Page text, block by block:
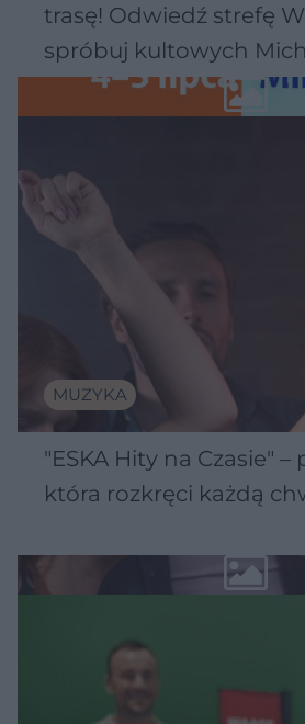
trasę! Odwiedź strefę
spróbuj kultowych
Wawelu
MUZYKA
"ESKA Hity na Czasie" –
która rozkręci każdą